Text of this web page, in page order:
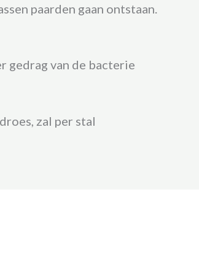
paarden gaan ontstaan.
gedrag van de bacterie
zal per stal